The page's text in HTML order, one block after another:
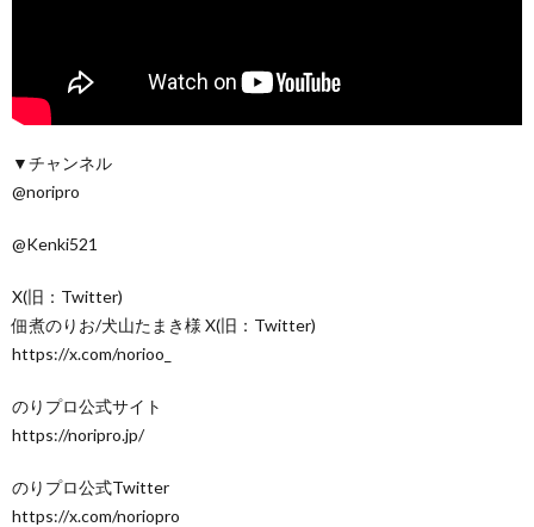
▼チャンネル
@noripro
@Kenki521
X(旧：Twitter)
佃煮のりお/犬山たまき様 X(旧：Twitter)
https://x.com/norioo_
のりプロ公式サイト
https://noripro.jp/
のりプロ公式Twitter
https://x.com/noriopro